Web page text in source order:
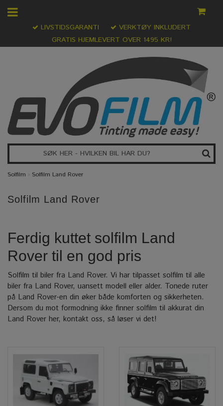
GRATIS HJEMLEVERT OVER 1495 KR!
LIVSTIDSGARANTI VERKTØY INKLUDERT
Solfilm › Solfilm Land Rover
Solfilm Land Rover
Ferdig kuttet solfilm Land
Rover til en god pris
Solfilm til biler fra Land Rover. Vi har tilpasset solfilm til alle
biler fra Land Rover, uansett modell eller alder. Tonede ruter
på Land Rover-en din øker både komforten og sikkerheten.
Dersom du mot formodning ikke finner solfilm til akkurat din
Land Rover her, kontakt oss, så løser vi det!